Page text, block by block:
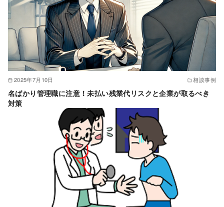
2025年7月10日 相談事例
名ばかり管理職に注意！未払い残業代リスクと企業が取るべき
対策